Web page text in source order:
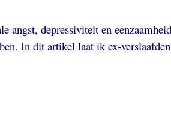
angst, depressiviteit en
In dit artikel laat ik ex-